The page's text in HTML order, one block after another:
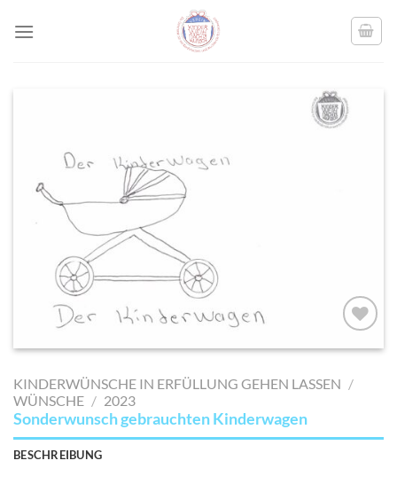
AUF MEINE
SETZEN
KINDERWÜNSCHE IN ERFÜLLUNG GEHEN LASSEN /
WÜNSCHE / 2023
Sonderwunsch gebrauchten Kinderwagen
BESCHREIBUNG